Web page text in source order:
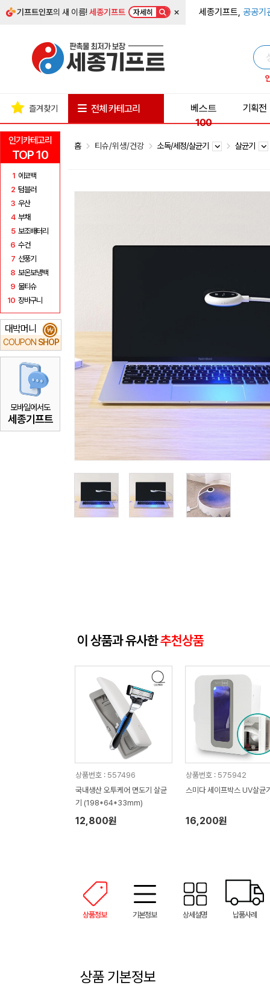
기프트인포의 새 이름!세종기프트 자세히 × 세종기프트, 공공기
인기카테고리
TOP 10
1 에코백
2 텀블러
3 우산
4 부채
5 보조배터리
6 수건
7 선풍기
8 보온보냉백
9 물티슈
10 장바구니
대박머니
COUPON SHOP
₩
모바일에서도
세종기프트
즐겨찾기 전체 카테고리
베스트
100
기획전
홈 티슈/위생/건강 소독/세정/살균기 살균기
이 상품과 유사한추천상품
상품번호 : 557496
국내생산 오투케어 면도기 살균
기 (198*64*33mm)
12,800원
상품번호 : 575942
스미다 세이프박스 UV살균
16,200원
상품정보 기본정보 상세설명 납품사례
상품 기본정보